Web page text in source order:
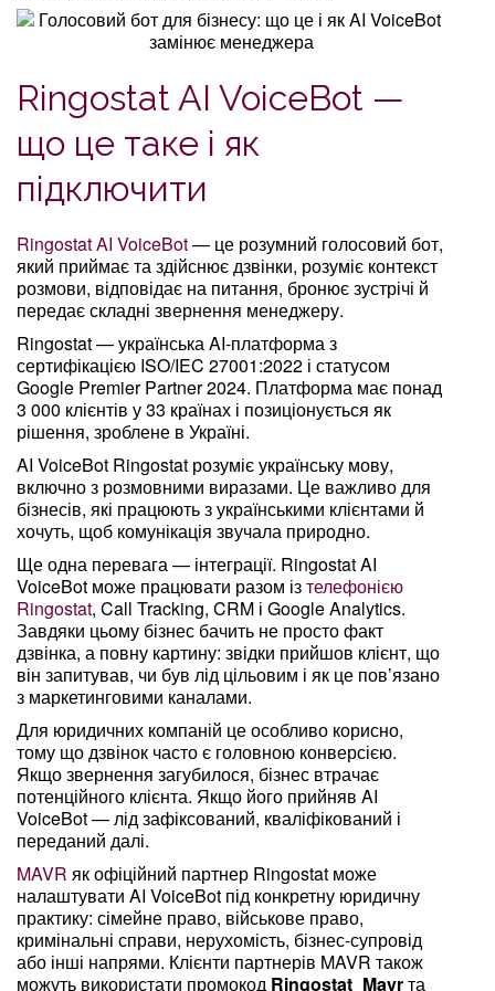
Ringostat AI VoiceBot —
що це таке і як
підключити
Ringostat AI VoiceBot— це розумний голосовий бот,
який приймає та здійснює дзвінки, розуміє контекст
розмови, відповідає на питання, бронює зустрічі й
передає складні звернення менеджеру.
Ringostat — українська AI-платформа з
сертифікацією ISO/IEC 27001:2022 і статусом
Google Premier Partner 2024. Платформа має понад
3 000 клієнтів у 33 країнах і позиціонується як
рішення, зроблене в Україні.
AI VoiceBot Ringostat розуміє українську мову,
включно з розмовними виразами. Це важливо для
бізнесів, які працюють з українськими клієнтами й
хочуть, щоб комунікація звучала природно.
Ще одна перевага — інтеграції. Ringostat AI
VoiceBot може працювати разом ізтелефонією
Ringostat, Call Tracking, CRM і Google Analytics.
Завдяки цьому бізнес бачить не просто факт
дзвінка, а повну картину: звідки прийшов клієнт, що
він запитував, чи був лід цільовим і як це пов’язано
з маркетинговими каналами.
Для юридичних компаній це особливо корисно,
тому що дзвінок часто є головною конверсією.
Якщо звернення загубилося, бізнес втрачає
потенційного клієнта. Якщо його прийняв AI
VoiceBot — лід зафіксований, кваліфікований і
переданий далі.
MAVR як офіційний партнер Ringostat може
налаштувати AI VoiceBot під конкретну юридичну
практику: сімейне право, військове право,
кримінальні справи, нерухомість, бізнес-супровід
або інші напрями. Клієнти партнерів MAVR також
можуть використати промокод Ringostat_Mavrта